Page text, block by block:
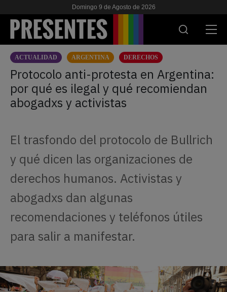
Domingo 9 de Agosto de 2026
ACTUALIDAD
INVESTIGACIONES
VIH & SIDA
ESCUELA
NOSOTRES
ACTUALIDAD ARGENTINA DERECHOS
Protocolo anti-protesta en Argentina:
por qué es ilegal y qué recomiendan
abogadxs y activistas
El trasfondo del protocolo de Bullrich
y qué dicen las organizaciones de
derechos humanos. Activistas y
abogadxs dan algunas
recomendaciones y teléfonos útiles
para salir a manifestar.